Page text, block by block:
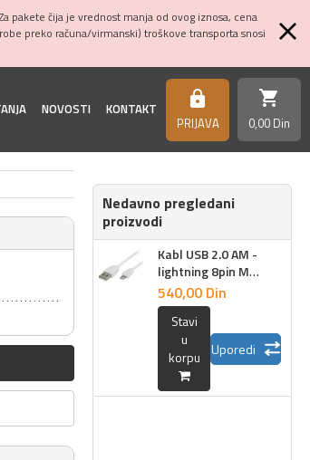
pakete čija je vrednost manja od ovog iznosa, cena
preko računa/virmanski) troškove transporta snosi
NOVOSTI KONTAKT https
PRIJAVA
shopping_cart
0,00 Din
Nedavno pregledani
proizvodi
Kabl USB 2.0 AM -
lightning 8pin M
Apple, 1.5m
540,00 Din
Stavi
u
korpu
Uporedi